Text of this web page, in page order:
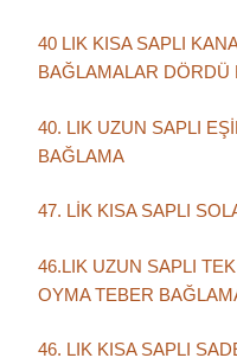
40 LIK KISA SAPLI
BAĞLAMALAR DÖRDÜ
40. LIK UZUN SAPLI
BAĞLAMA
47. LİK KISA SAPLI
46.LIK UZUN SAPLI
OYMA TEBER
46. LIK KISA SAPLI